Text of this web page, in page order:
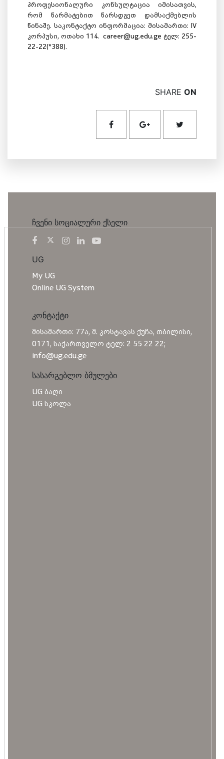
პროფესიონალური კონსულტაცია იმისათვის,
რომ წარმატებით წარსდგეთ დამსაქმებლის
წინაშე. საკონტაქტო ინფორმაცია: მისამართი: IV
კორპუსი, ოთახი 114. career@ug.edu.ge ტელ: 255-
22-22(*388).
SHARE ON
ჩვენი სოციალური ქსელი
UG
My UG
Online UG System
კონტაქტი
მისამართი: 77ა, მ. კოსტავას ქუჩა, თბილისი,
0171, საქართველო ტელ: 2 55 22 22;
info@ug.edu.ge
სასარგებლო ბმულები
UG ბაღი
UG სკოლა